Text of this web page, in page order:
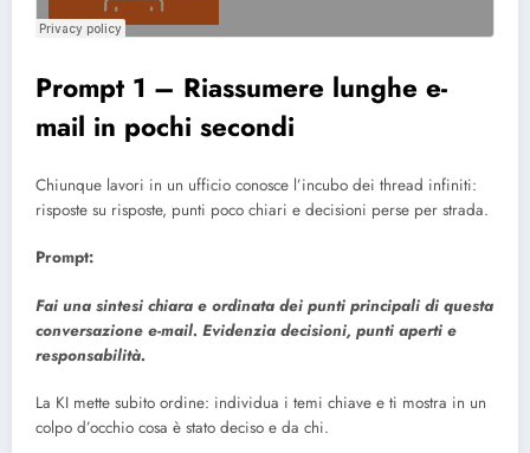
Prompt 1 – Riassumere lunghe e-
mail in pochi secondi
Chiunque lavori in un ufficio conosce l’incubo dei thread infiniti:
risposte su risposte, punti poco chiari e decisioni perse per strada.
Prompt:
Fai una sintesi chiara e ordinata dei punti principali di questa
conversazione e-mail. Evidenzia decisioni, punti aperti e
responsabilità.
La KI mette subito ordine: individua i temi chiave e ti mostra in un
colpo d’occhio cosa è stato deciso e da chi.